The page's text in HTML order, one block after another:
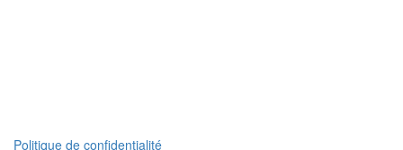
Politique de confidentialité